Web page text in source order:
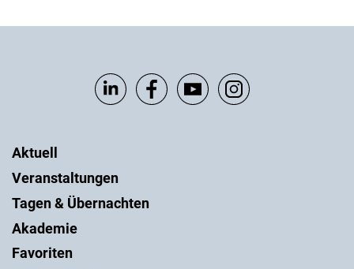
Aktuell
Veranstaltungen
Tagen & Übernachten
Akademie
Favoriten